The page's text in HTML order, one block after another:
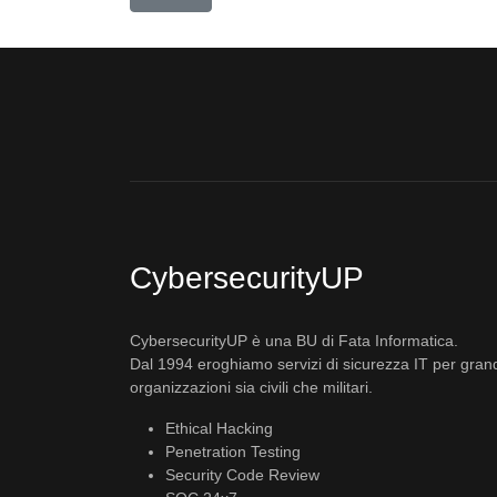
CybersecurityUP
CybersecurityUP è una BU di Fata Informatica.
Dal 1994 eroghiamo servizi di sicurezza IT per
organizzazioni sia civili che militari.
Ethical Hacking
Penetration Testing
Security Code Review